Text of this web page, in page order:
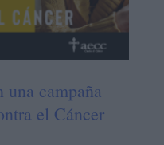
campaña
el Cáncer